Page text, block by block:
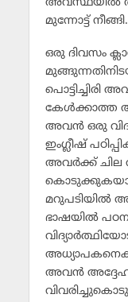
അവസ്ഥയില്‍
മുന്നോട്ട് നീങ്ങി.
ഒരു ദിവസം
പൊട്ടിച്ചിരി
കേള്‍ക്കാത്ത
അവന്‍ ഒരു
ഇംഗ്ലീഷ്
അവര്‍ക്ക് ചില
മറുപടിയില്‍
ഭാഷയില്‍
അവന്‍